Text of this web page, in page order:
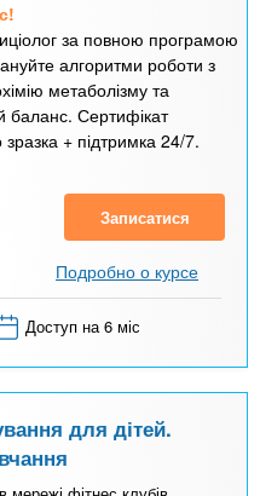
за повною програмою
алгоритми роботи з
метаболізму та
баланс. Сертифікат
+ підтримка 24/7.
Записатися
Подробно о курсе
Доступ на 6 міс
для дітей.